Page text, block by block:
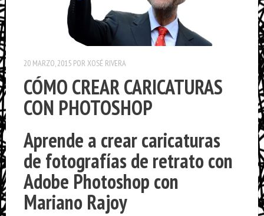
20 MARZO, 2015 PORXOSÉ RIVERA
CÓMO CREAR CARICATURAS
CON PHOTOSHOP
Aprende a crear caricaturas
de fotografías de retrato con
Adobe Photoshop con
Mariano Rajoy